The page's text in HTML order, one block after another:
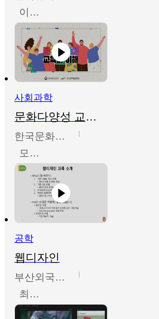
이성민
사회과학
문화다양성 교육의 이해
한국문화예술교육진흥원
모경환,성상환,정문성
공학
웹디자인
부산외국어대학교
최진오